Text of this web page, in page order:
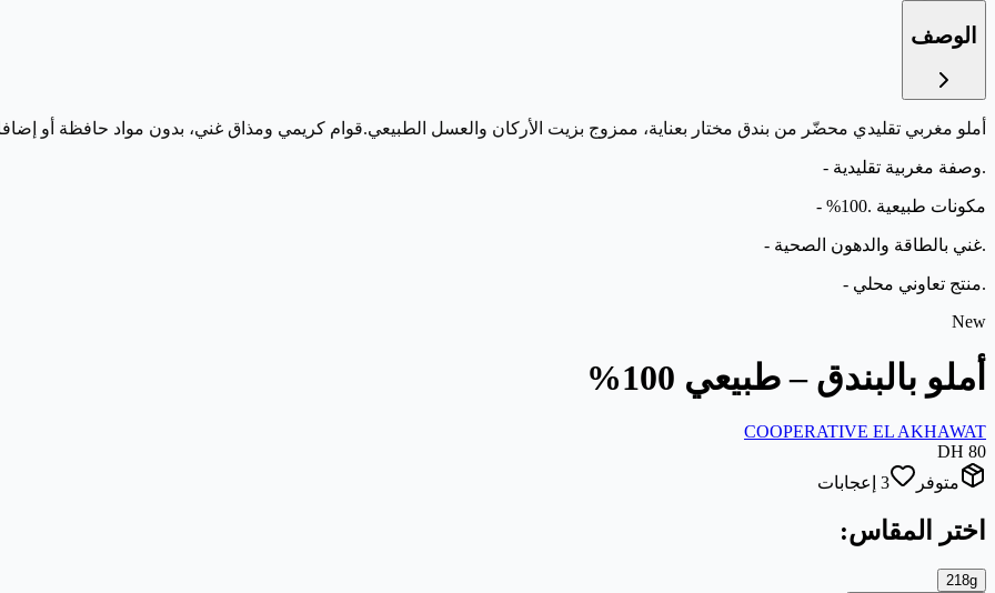
الوصف
أملو مغربي تقليدي محضّر من بندق مختار بعناية، ممزوج بزيت الأركان والعسل الطبيعي.قوام كريمي ومذاق غني، بدون مواد حافظة أو
.وصفة مغربية تقليدية -
مكونات طبيعية .100% -
.غني بالطاقة والدهون الصحية -
.منتج تعاوني محلي -
New
أملو بالبندق – طبيعي 100%
COOPERATIVE EL AKHAWAT
80
متوفر
3 إعجابات
اختر المقاس:
218g